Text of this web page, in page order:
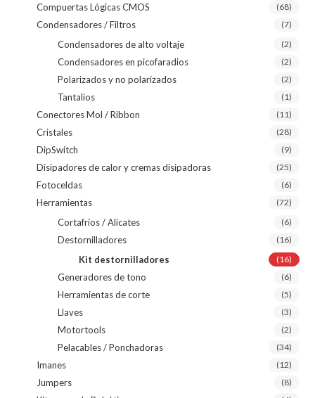
Compuertas Lógicas CMOS (68)
Condensadores / Filtros (7)
Condensadores de alto voltaje (2)
Condensadores en picofaradios (2)
Polarizados y no polarizados (2)
Tantalios (1)
Conectores Mol / Ribbon (11)
Cristales (28)
DipSwitch (9)
Disipadores de calor y cremas disipadoras (25)
Fotoceldas (6)
Herramientas (72)
Cortafríos / Alicates (6)
Destornilladores (16)
Kit destornilladores (16)
Generadores de tono (6)
Herramientas de corte (5)
Llaves (3)
Motortools (2)
Pelacables / Ponchadoras (34)
Imanes (12)
Jumpers (8)